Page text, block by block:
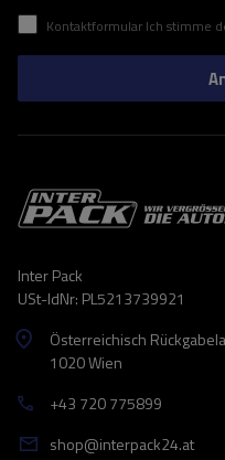
Kontaktformular Ich stimme der Verarbeitung meiner im Kontaktformular
Inter Pack
USt-IdNr: PL5213739921
Österreichisch
1020 Wien
+43 720 775899
shop@interpack24.at